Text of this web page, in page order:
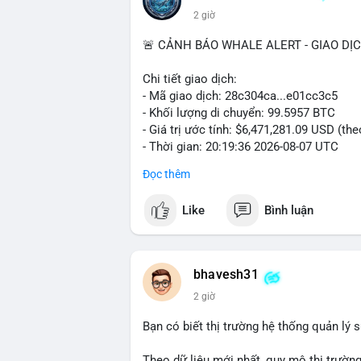
2 giờ
🚨 CẢNH BÁO WHALE ALERT - GIAO
Chi tiết giao dịch:
- Mã giao dịch: 28c304ca...e01cc3c5
- Khối lượng di chuyển: 99.5957 BTC
- Giá trị ước tính: $6,471,281.09 USD
- Thời gian: 20:19:36 2026-08-07 UTC
Nhận định phân tích: Khối lượng 99.6
thường gặp ở hai kịch bản: cá voi nạp
hoặc chuyển sang ví lạnh nhằm tích
BTC vào ví nóng sàn, khả năng cao là
hoạt động, đó là tín hiệu gom hàng chiến
tránh hành động theo cảm xúc. Xác
Đọc thêm
Like Bình luận
bhavesh31
2 giờ
Bạn có biết thị trường hệ thống quản lý